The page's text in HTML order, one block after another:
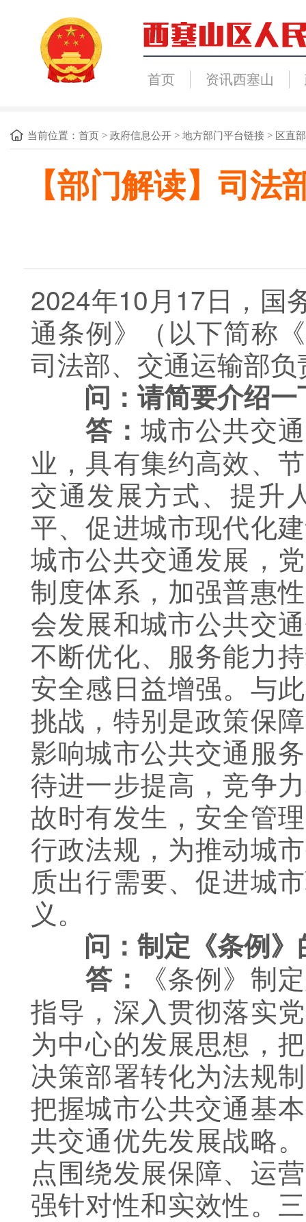
首页 资讯西塞山
当前位置： 首页 > 政府信息公开 > 地方部门平台链接 > 区直
【部门解读】司
2024年10月17日，国
通条例》（以下简称
司法部、交通运输部
问：请简要介绍
答： 城市公共交
业，具有集约高效、
交通发展方式、提升
平、促进城市现代化
城市公共交通发展，
制度体系，加强普惠
会发展和城市公共交
不断优化、服务能力
安全感日益增强。与
挑战，特别是政策保
影响城市公共交通服
待进一步提高，竞争
故时有发生，安全管
行政法规，为推动城
质出行需要、促进城
义。
问：制定《条例
答：
《条例》制
指导，深入贯彻落实
为中心的发展思想，
决策部署转化为法规
把握城市公共交通基
共交通优先发展战略
点围绕发展保障、运
强针对性和实效性。